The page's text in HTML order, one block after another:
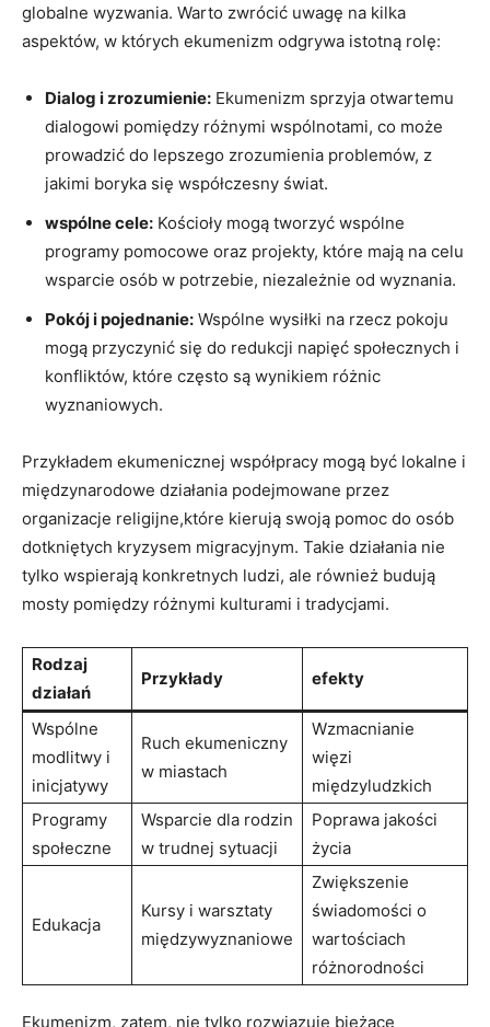
globalne wyzwania. Warto zwrócić uwagę na kilka
aspektów, w których ekumenizm odgrywa istotną rolę:
Dialog i zrozumienie: Ekumenizm sprzyja otwartemu
dialogowi pomiędzy różnymi wspólnotami, co może
prowadzić do lepszego‌ zrozumienia problemów, ‍z
jakimi boryka się współczesny ⁤świat.
wspólne cele: Kościoły mogą tworzyć wspólne
programy pomocowe oraz projekty, które mają na celu
wsparcie osób w potrzebie, niezależnie od wyznania.
Pokój‍ i pojednanie: Wspólne wysiłki na rzecz pokoju
mogą przyczynić się ⁤do redukcji napięć społecznych i
konfliktów,⁣ które często są wynikiem różnic
wyznaniowych.
Przykładem ekumenicznej współpracy mogą być lokalne i
międzynarodowe ​działania podejmowane przez
organizacje‌ religijne,które kierują swoją pomoc do osób
dotkniętych kryzysem ⁤migracyjnym. Takie działania nie
tylko wspierają konkretnych ludzi, ale również⁤ budują
mosty pomiędzy różnymi kulturami ⁤i tradycjami.
Rodzaj
działań
Przykłady efekty
Wspólne
modlitwy i
inicjatywy
Ruch ekumeniczny
w miastach
Wzmacnianie
więzi
międzyludzkich
Programy
społeczne
Wsparcie dla rodzin
w trudnej‍ sytuacji
Poprawa jakości
życia
Edukacja
Kursy i warsztaty
międzywyznaniowe
Zwiększenie
świadomości o
wartościach
różnorodności
Ekumenizm, zatem, nie⁣ tylko rozwiązuje bieżące